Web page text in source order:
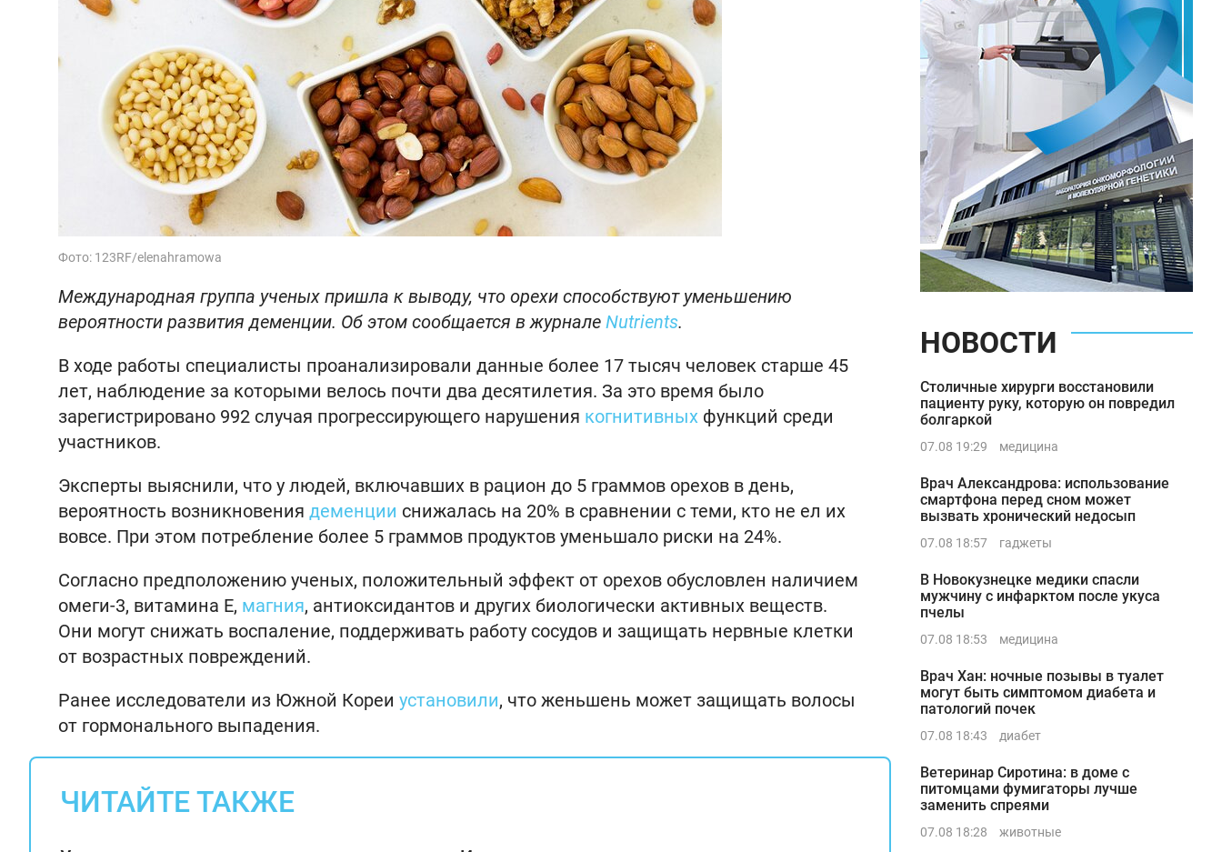
Фото: 123RF/elenahramowa
Международная группа ученых пришла к выводу, что орехи способствуют уменьшению
вероятности развития деменции. Об этом сообщается в журнале Nutrients.
В ходе работы специалисты проанализировали данные более 17 тысяч человек старше 45
лет, наблюдение за которыми велось почти два десятилетия. За это время было
зарегистрировано 992 случая прогрессирующего нарушения когнитивных функций среди
участников.
Эксперты выяснили, что у людей, включавших в рацион до 5 граммов орехов в день,
вероятность возникновения деменции снижалась на 20% в сравнении с теми, кто не ел их
вовсе. При этом потребление более 5 граммов продуктов уменьшало риски на 24%.
Согласно предположению ученых, положительный эффект от орехов обусловлен наличием
омеги-3, витамина Е, магния, антиоксидантов и других биологически активных веществ.
Они могут снижать воспаление, поддерживать работу сосудов и защищать нервные клетки
от возрастных повреждений.
Ранее исследователи из Южной Кореи установили, что женьшень может защищать волосы
от гормонального выпадения.
ЧИТАЙТЕ ТАКЖЕ
НОВОСТИ
Столичные хирурги восстановили
пациенту руку, которую он повредил
болгаркой
07.08 19:29 медицина
Врач Александрова: использование
смартфона перед сном может
вызвать хронический недосып
07.08 18:57 гаджеты
В Новокузнецке медики спасли
мужчину с инфарктом после укуса
пчелы
07.08 18:53 медицина
Врач Хан: ночные позывы в туалет
могут быть симптомом диабета и
патологий почек
07.08 18:43 диабет
Ветеринар Сиротина: в доме с
питомцами фумигаторы лучше
заменить спреями
07.08 18:28 животные